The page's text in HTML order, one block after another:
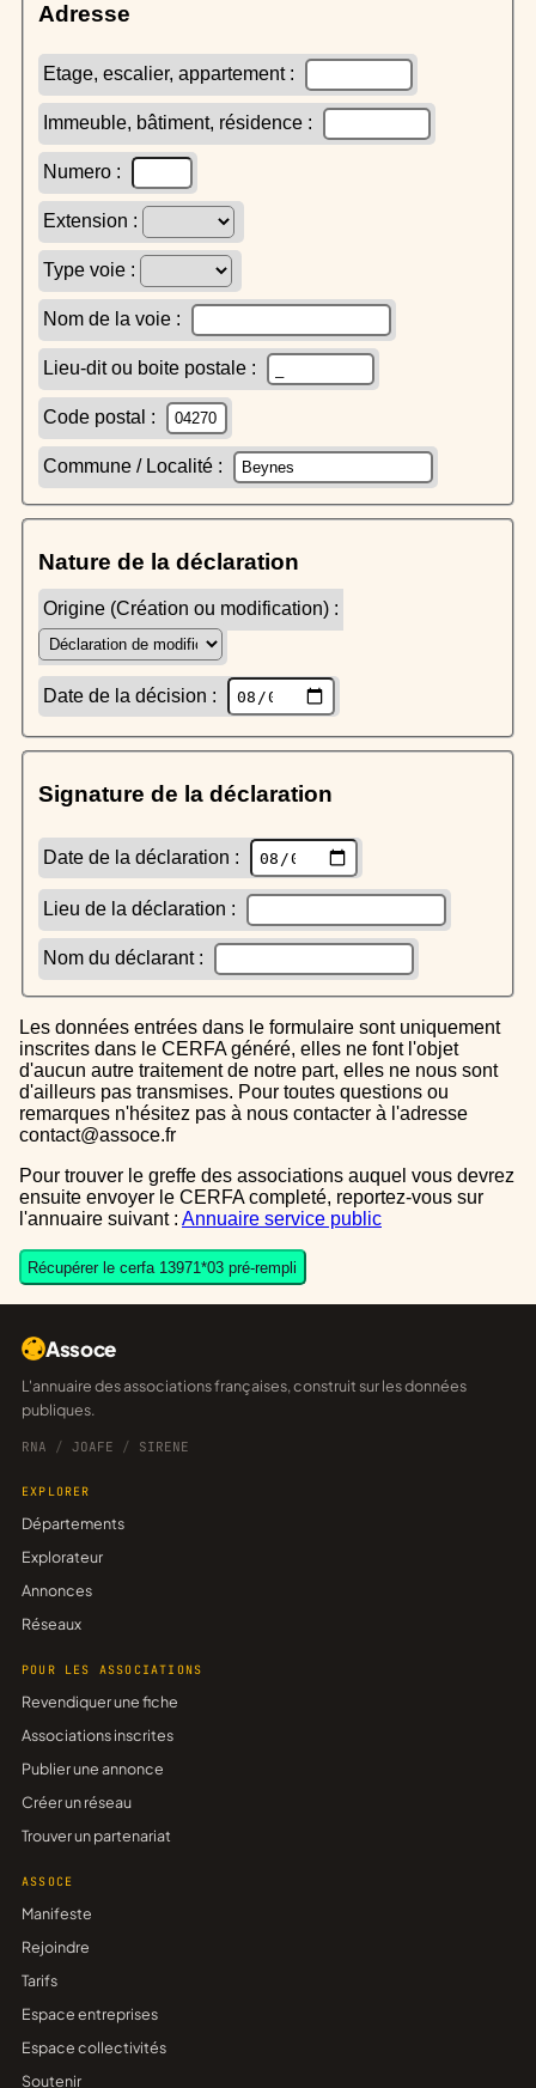
Adresse
Etage, escalier, appartement :
Immeuble, bâtiment, résidence :
Numero :
Extension :
Type voie :
Nom de la voie :
Lieu-dit ou boite postale :
Code postal :
Commune / Localité :
Nature de la déclaration
Origine (Création ou modification) :
Date de la décision :
Signature de la déclaration
Date de la déclaration :
Lieu de la déclaration :
Nom du déclarant :
Les données entrées dans le formulaire sont uniquement
inscrites dans le CERFA généré, elles ne font l'objet
d'aucun autre traitement de notre part, elles ne nous sont
d'ailleurs pas transmises. Pour toutes questions ou
remarques n'hésitez pas à nous contacter à l'adresse
contact@assoce.fr
Pour trouver le greffe des associations auquel vous devrez
ensuite envoyer le CERFA completé, reportez-vous sur
l'annuaire suivant : Annuaire service public
Récupérer le cerfa 13971*03 pré-rempli
Assoce
L'annuaire des associations françaises, construit sur les données
publiques.
RNA / JOAFE / SIRENE
EXPLORER
Départements
Explorateur
Annonces
Réseaux
POUR LES ASSOCIATIONS
Revendiquer une fiche
Associations inscrites
Publier une annonce
Créer un réseau
Trouver un partenariat
ASSOCE
Manifeste
Rejoindre
Tarifs
Espace entreprises
Espace collectivités
Soutenir